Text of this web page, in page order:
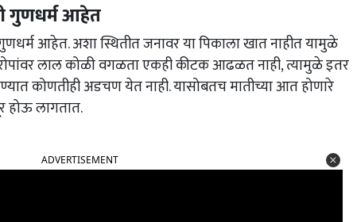
गुणधर्म आहेत
आहेत. अशा स्थितीत जनावर या पिकाला खात नाहीत यामुळे
रोपांवर लाल कोळी वगळता एकही कीटक आढळत नाही, त्यामुळे इतर
कोणतीही अडचण येत नाही. यासोबतच मातीच्या आत होणारे
होऊ लागतात.